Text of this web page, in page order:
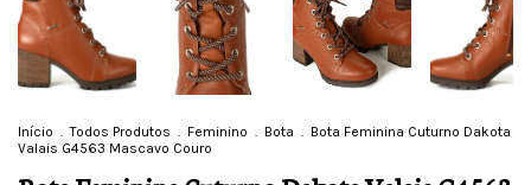
Início . Todos Produtos . Feminino . Bota . Bota Feminina Cuturno Dakota
Valais G4563 Mascavo Couro